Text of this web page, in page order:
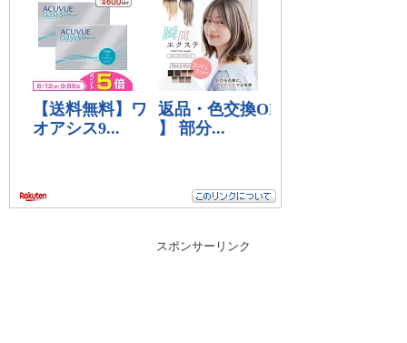
スポンサーリンク